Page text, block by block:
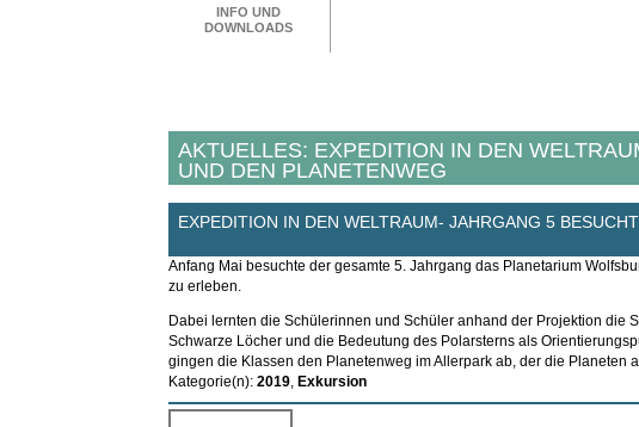
INFO UND
DOWNLOADS
AKTUELLES: EXPEDITION IN DEN
UND DEN PLANETENWEG
EXPEDITION IN DEN WELTRAUM- JAHRGANG 5
Anfang Mai besuchte der gesamte 5. Jahrgang das Planetarium
zu erleben.
Dabei lernten die Schülerinnen und Schüler anhand der Projektion die
Schwarze Löcher und die Bedeutung des Polarsterns als
gingen die Klassen den Planetenweg im Allerpark ab, der die Planeten
Kategorie(n): 2019, Exkursion